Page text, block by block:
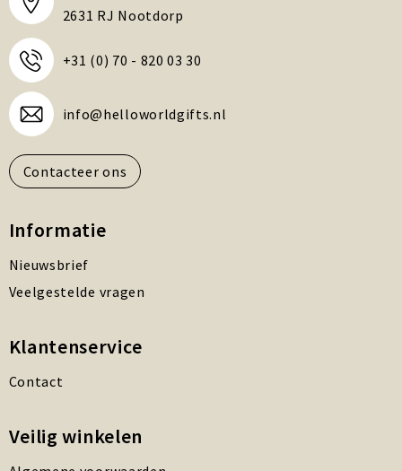
2631 RJ Nootdorp
+31 (0) 70 - 820 03 30
info@helloworldgifts.nl
Contacteer ons
Informatie
Nieuwsbrief
Veelgestelde vragen
Klantenservice
Contact
Veilig winkelen